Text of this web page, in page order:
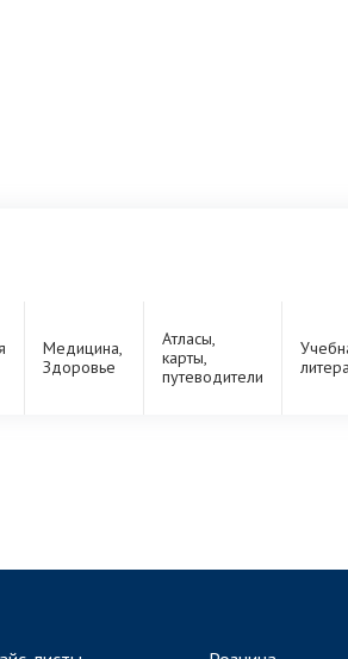
Медицина,
Здоровье
Атласы,
карты,
путеводители